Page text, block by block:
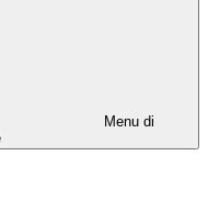
Menu di